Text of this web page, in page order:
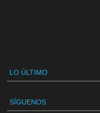
LO ÚLTIMO
SÍGUENOS